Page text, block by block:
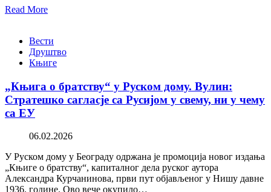
Read More
Вести
Друштво
Књиге
„Књига о братству“ у Руском дому. Вулин:
Стратешко сагласје са Русијом у свему, ни у чему
са ЕУ
06.02.2026
У Руском дому у Београду одржана је промоција новог издања
„Књиге о братству“, капиталног дела руског аутора
Александра Курчанинова, први пут објављеног у Нишу давне
1936. године. Ово вече окупило…